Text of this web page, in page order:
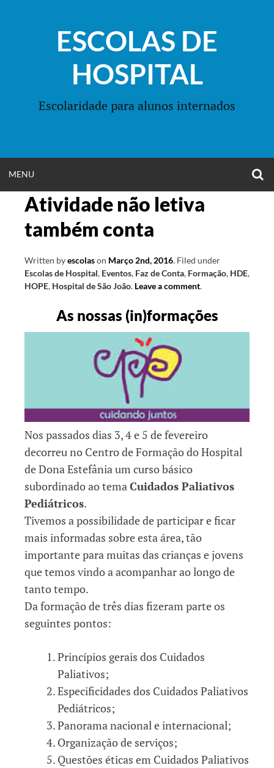
ESCOLAS DE
HOSPITAL
Escolaridade para alunos internados
MENU
MENU
Atividade não letiva
também conta
Written byescolason Março 2nd, 2016. Filed under
Escolas de Hospital, Eventos, Faz de Conta, Formação, HDE,
HOPE, Hospital de São João. Leave a comment.
As nossas (in)formações
Nos passados dias 3, 4 e 5 de fevereiro
decorreu no Centro de Formação do Hospital
de Dona Estefânia um curso básico
subordinado ao temaCuidados Paliativos
Pediátricos.
Tivemos a possibilidade de participar e ficar
mais informadas sobre esta área, tão
importante para muitas das crianças e jovens
que temos vindo a acompanhar ao longo de
tanto tempo.
Da formação de três dias fizeram parte os
seguintes pontos:
Princípios gerais dos Cuidados
Paliativos;
Especificidades dos Cuidados Paliativos
Pediátricos;
Panorama nacional e internacional;
Organização de serviços;
Questões éticas em Cuidados Paliativos